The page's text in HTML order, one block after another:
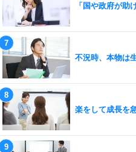
「国や政府が助
不況時、本物は
楽をして成長を